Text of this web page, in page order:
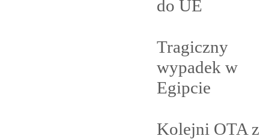
do UE
Tragiczny
wypadek w
Egipcie
Kolejni OTA z